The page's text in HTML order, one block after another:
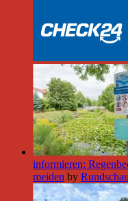
informieren:
meiden by